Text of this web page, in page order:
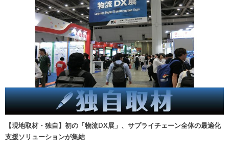
【現地取材・独自】初の「物流DX展」、サプライチェーン全体の最適化
支援ソリューションが集結